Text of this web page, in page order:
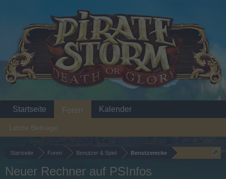
Startseite Foren Benutzer & Spiel Benutzerecke
Neuer Rechner auf PSInfos
Startseite Foren
Letzte Beiträge
Kalender